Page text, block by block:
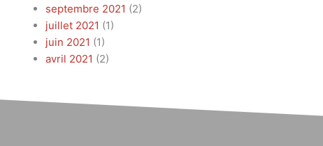
septembre 2021 (2)
juillet 2021 (1)
juin 2021 (1)
avril 2021 (2)